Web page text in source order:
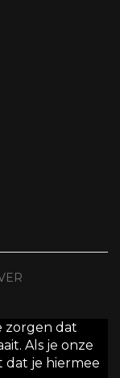
zorgen dat
Als je onze
dat je hiermee